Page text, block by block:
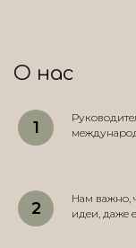
О нас
Нам важно,
идеи, даже